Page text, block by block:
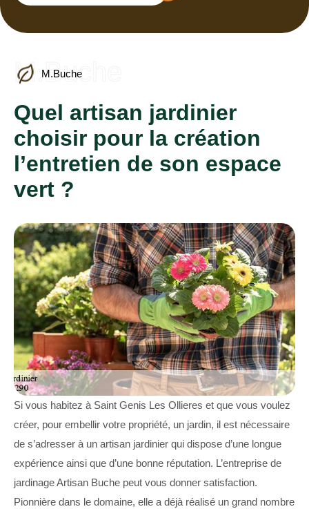
M.Buche
M.Buche
Quel artisan jardinier
choisir pour la création
l’entretien de son espace
vert ?
Si vous habitez à Saint Genis Les Ollieres et que vous voulez
créer, pour embellir votre propriété, un jardin, il est nécessaire
de s’adresser à un artisan jardinier qui dispose d’une longue
expérience ainsi que d’une bonne réputation. L’entreprise de
jardinage Artisan Buche peut vous donner satisfaction.
Pionnière dans le domaine, elle a déjà réalisé un grand nombre